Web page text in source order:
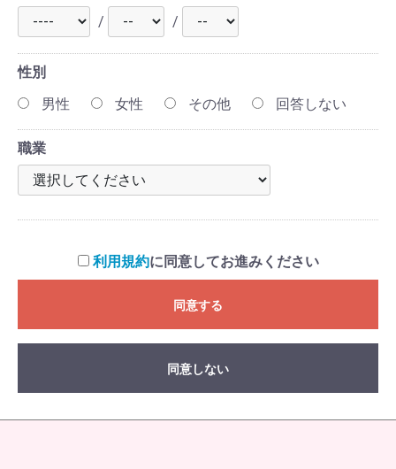
/
/
性別
男性
女性 その他 回答しない
職業
利用規約に同意してお進みください
同意する
同意しない